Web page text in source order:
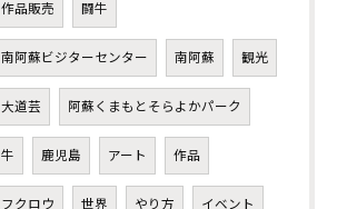
作品販売 闘牛
南阿蘇ビジターセンター 南阿蘇 観光
大道芸 阿蘇くまもとそらよかパーク
牛 鹿児島 アート 作品
フクロウ 世界 やり方 イベント